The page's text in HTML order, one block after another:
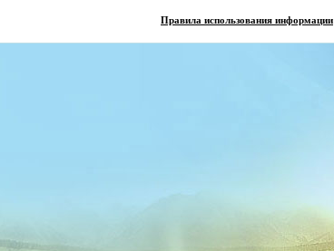
Правила использования информации